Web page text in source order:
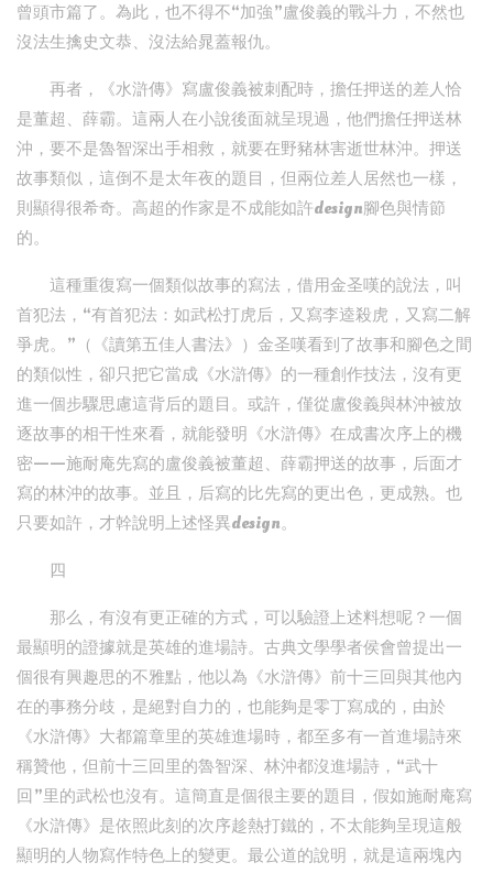
曾頭市篇了。為此，也不得不“加強”盧俊義的戰斗力，不然也
沒法生擒史文恭、沒法給晁蓋報仇。
再者，《水滸傳》寫盧俊義被刺配時，擔任押送的差人恰
是董超、薛霸。這兩人在小說後面就呈現過，他們擔任押送林
沖，要不是魯智深出手相救，就要在野豬林害逝世林沖。押送
故事類似，這倒不是太年夜的題目，但兩位差人居然也一樣，
則顯得很希奇。高超的作家是不成能如許design腳色與情節
的。
這種重復寫一個類似故事的寫法，借用金圣嘆的說法，叫
首犯法，“有首犯法：如武松打虎后，又寫李逵殺虎，又寫二解
爭虎。”（《讀第五佳人書法》）金圣嘆看到了故事和腳色之間
的類似性，卻只把它當成《水滸傳》的一種創作技法，沒有更
進一個步驟思慮這背后的題目。或許，僅從盧俊義與林沖被放
逐故事的相干性來看，就能發明《水滸傳》在成書次序上的機
密——施耐庵先寫的盧俊義被董超、薛霸押送的故事，后面才
寫的林沖的故事。並且，后寫的比先寫的更出色，更成熟。也
只要如許，才幹說明上述怪異design。
四
那么，有沒有更正確的方式，可以驗證上述料想呢？一個
最顯明的證據就是英雄的進場詩。古典文學學者侯會曾提出一
個很有興趣思的不雅點，他以為《水滸傳》前十三回與其他內
在的事務分歧，是絕對自力的，也能夠是零丁寫成的，由於
《水滸傳》大都篇章里的英雄進場時，都至多有一首進場詩來
稱贊他，但前十三回里的魯智深、林沖都沒進場詩，“武十
回”里的武松也沒有。這簡直是個很主要的題目，假如施耐庵寫
《水滸傳》是依照此刻的次序趁熱打鐵的，不太能夠呈現這般
顯明的人物寫作特色上的變更。最公道的說明，就是這兩塊內